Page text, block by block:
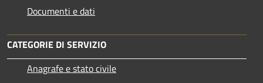
Documenti e dati
CATEGORIE DI SERVIZIO
Anagrafe e stato civile